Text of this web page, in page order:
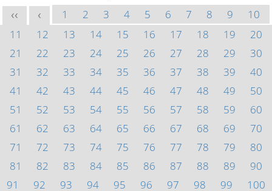
<< < 1 2 3 4 5 6 7 8 9
10
11
12 13 14 15 16 17 18 19
20
21
22 23 24 25 26 27 28 29
30
31
32 33 34 35 36 37 38 39
40
41
42 43 44 45 46 47 48 49
50
51
52 53 54 55 56 57 58 59
60
61
62 63 64 65 66 67 68 69
70
71
72 73 74 75 76 77 78 79
80
81
82 83 84 85 86 87 88 89
90
91
92 93 94 95 96 97 98 99
100